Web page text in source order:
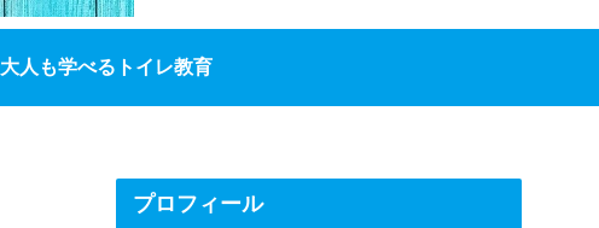
大人も学べるトイレ教育
プロフィール